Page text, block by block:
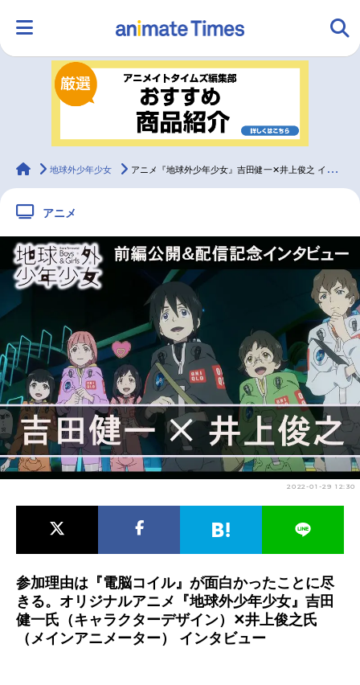
ランキング アニメ
ラジオ みんなの声
2.5次元 配信・Vtuber 無料マンガ
アニメ記事一覧 声優記事一覧
アニメ映画一覧 実写化映画一覧
今期アニメ曜日別一覧
春アニメ 夏アニメ
男性声優/女性声優一覧
animateTimes
地球外少年少女 アニメ『地球外少年少女』吉田健一✕井上俊之 インタビュー
アニメ
2022-01-29 12:30
参加理由は『電脳コイル』が面白かったことに尽
きる。オリジナルアニメ『地球外少年少女』吉田
健一氏（キャラクターデザイン）✕井上俊之氏
（メインアニメーター） インタビュー